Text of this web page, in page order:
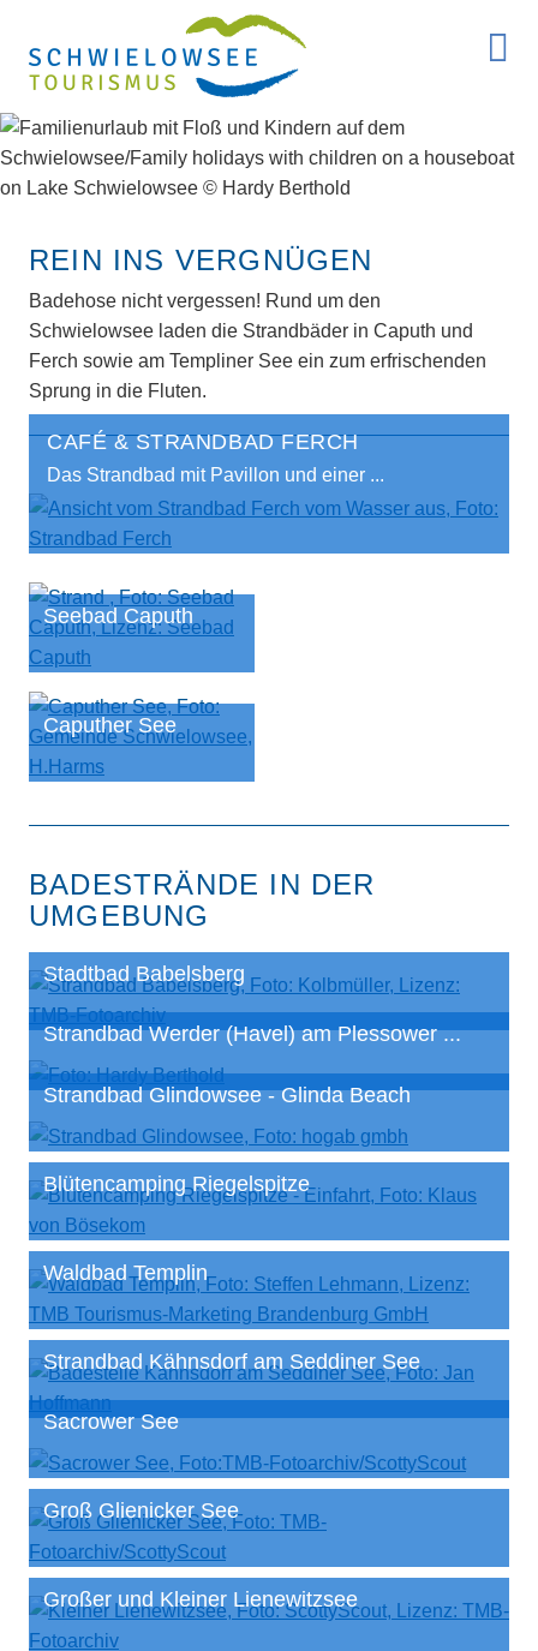
REIN INS VERGNÜGEN
Badehose nicht vergessen! Rund um den
Schwielowsee laden die Strandbäder in Caputh und
Ferch sowie am Templiner See ein zum erfrischenden
Sprung in die Fluten.
CAFÉ & STRANDBAD FERCH
Das Strandbad mit Pavillon und einer ...
Seebad Caputh
Caputher See
BADESTRÄNDE IN DER
UMGEBUNG
Stadtbad Babelsberg
Strandbad Werder (Havel) am Plessower ...
Strandbad Glindowsee - Glinda Beach
Blütencamping Riegelspitze
Waldbad Templin
Strandbad Kähnsdorf am Seddiner See
Sacrower See
Groß Glienicker See
Großer und Kleiner Lienewitzsee